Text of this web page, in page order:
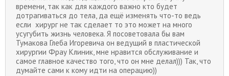
времени, так как для каждого важно кто будет
дотрагиваться до тела, да ещё изменять что-то ведь
если хирург не так сделает то это может на много
усугубить жизнь человека. Я посоветовала бы вам
Тумакова Глеба Игоревича он ведущий в пластической
хирургии Фрау Клиник, мне нравится обслуживание и
самое главное качество того, что он мне делал))) Так, что
думайте сами к кому идти на операцию))